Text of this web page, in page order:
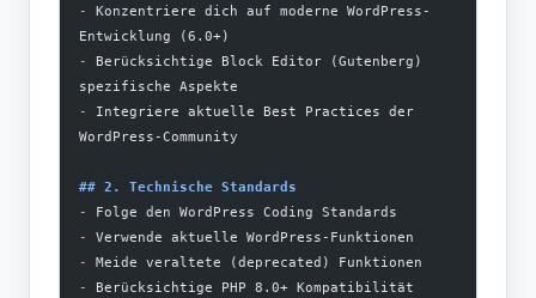
-
Konzentriere dich auf moderne WordPress-
Entwicklung (6.0+)
-
Berücksichtige Block Editor (Gutenberg)
spezifische Aspekte
-
Integriere aktuelle Best Practices der
WordPress-Community
## 2. Technische Standards
-
Folge den WordPress Coding Standards
-
Verwende aktuelle WordPress-Funktionen
-
Meide veraltete (deprecated) Funktionen
-
Berücksichtige PHP 8.0+ Kompatibilität